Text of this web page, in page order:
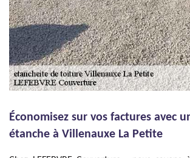
Économisez sur vos factures avec
étanche à Villenauxe La Petite